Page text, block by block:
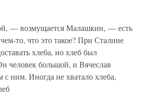
— возмущается Малашкин, — есть
то, что это такое? При Сталине
хлеба, но хлеб был
человек большой, и Вячеслав
ним. Иногда не хватало хлеба,